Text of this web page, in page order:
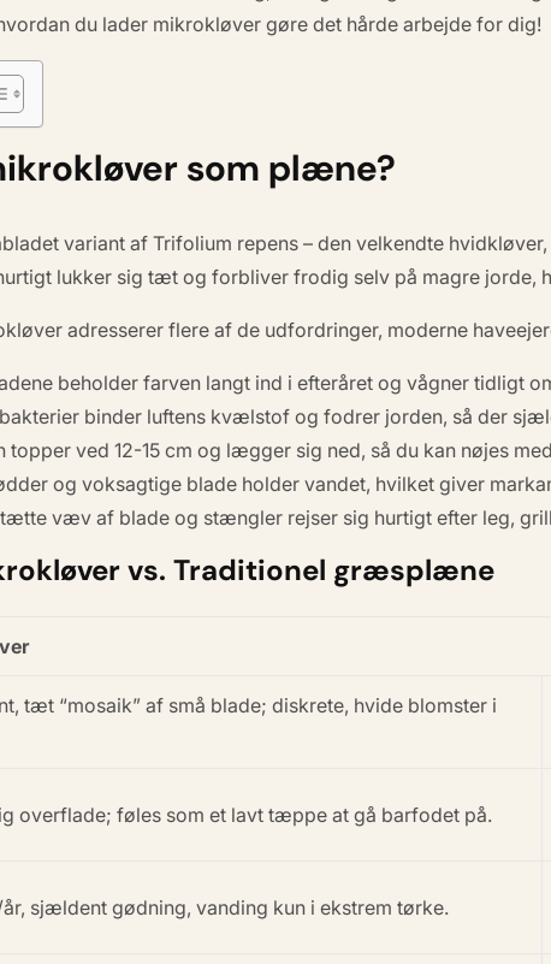
du lader mikrokløver gøre det hårde arbejde for dig!
som plæne?
variant afTrifolium repens – den velkendte
lukker sig tæt og forbliver frodig selv på magre jorde,
adresserer flere af de udfordringer, moderne
beholder farven langt ind i efteråret og vågner tidligt
binder luftens kvælstof og fodrer jorden, så der
ved 12-15 cm og lægger sig ned, så du kan nøjes
og voksagtige blade holder vandet, hvilket giver
tætte væv af blade og stængler rejser sig hurtigt efter leg,
vs. Traditionel græsplæne
tæt “mosaik” af små blade; diskrete, hvide blomster i
overflade; føles som et lavt tæppe at gå barfodet på.
sjældent gødning, vanding kun i ekstrem tørke.